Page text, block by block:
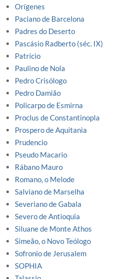
Orígenes
Paciano de Barcelona
Padres do Deserto
Pascásio Radberto (séc. IX)
Patrício
Paulino de Nola
Pedro Crisólogo
Pedro Damião
Policarpo de Esmirna
Proclus de Constantinopla
Prospero de Aquitania
Prudencio
Pseudo Macario
Rábano Mauro
Romano, o Melode
Salviano de Marselha
Severiano de Gabala
Severo de Antioquia
Siluane de Monte Athos
Simeão, o Novo Teólogo
Sofronio de Jerusalem
SOPHIA